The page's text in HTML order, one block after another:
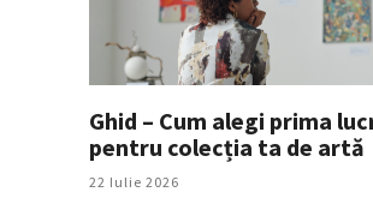
Ghid – Cum alegi prima
pentru colecția ta de artă
22 Iulie 2026